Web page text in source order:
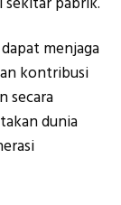
menjaga
kontribusi
secara
dunia